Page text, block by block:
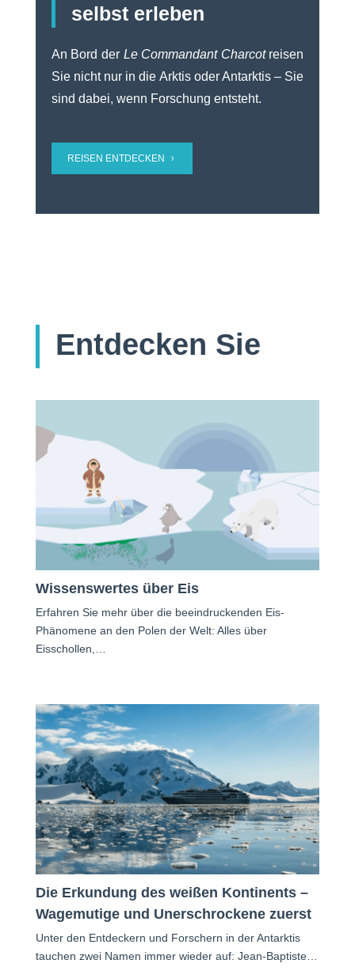
selbst erleben
An Bord der Le Commandant Charcotreisen
Sie nicht nur in die Arktis oder Antarktis – Sie
sind dabei, wenn Forschung entsteht.
REISEN ENTDECKEN
Entdecken Sie
Wissenswertes über Eis
Erfahren Sie mehr über die beeindruckenden Eis-
Phänomene an den Polen der Welt: Alles über
Eisschollen,…
Die Erkundung des weißen Kontinents –
Wagemutige und Unerschrockene zuerst
Unter den Entdeckern und Forschern in der Antarktis
tauchen zwei Namen immer wieder auf: Jean-Baptiste…